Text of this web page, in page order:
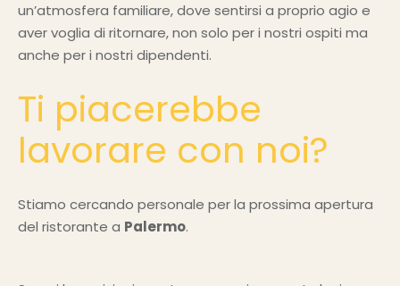
un’atmosfera familiare, dove sentirsi a proprio agio e
aver voglia di ritornare, non solo per i nostri ospiti ma
anche per i nostri dipendenti.
Ti piacerebbe
lavorare con noi?
Stiamo cercando personale per la prossima apertura
del ristorante a Palermo.